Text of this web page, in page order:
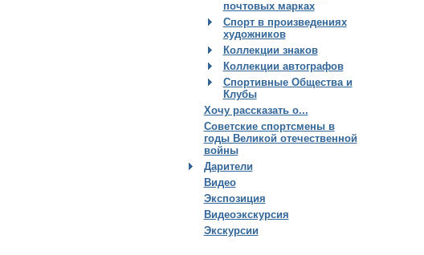
почтовых марках
Спорт в произведениях
художников
Коллекции знаков
Коллекции автографов
Спортивные Общества и
Клубы
Хочу рассказать о...
Советские спортсмены в
годы Великой отечественной
войны
Дарители
Видео
Экспозиция
Видеоэкскурсия
Экскурсии